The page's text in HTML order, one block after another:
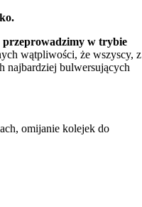
przeprowadzimy w trybie
wątpliwości, że wszyscy, z
najbardziej bulwersujących
omijanie kolejek do